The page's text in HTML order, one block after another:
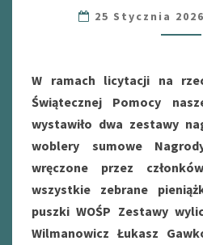
!!!
34
25 Stycznia 2026
W ramach licytacji na
Świątecznej Pomocy
wystawiło dwa zestawy
woblery sumowe
wręczone przez
wszystkie zebrane
puszki WOŚP Zestawy
Wilmanowicz Łukasz